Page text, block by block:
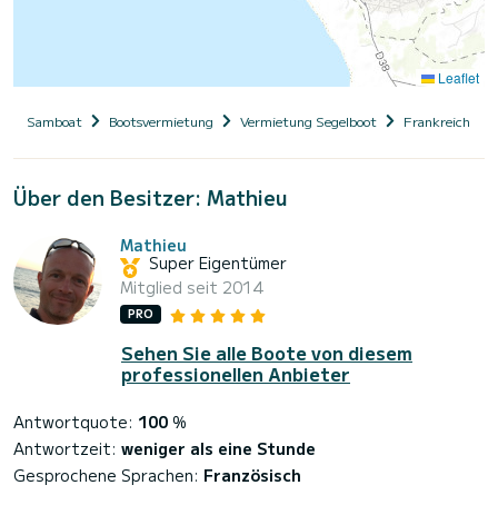
Leaflet
Samboat Bootsvermietung Vermietung Segelboot Frankreich
Über den Besitzer: Mathieu
Mathieu
Super Eigentümer
Mitglied seit 2014
PRO
Sehen Sie alle Boote von diesem
professionellen Anbieter
Antwortquote: 100 %
Antwortzeit: weniger als eine Stunde
Gesprochene Sprachen: Französisch